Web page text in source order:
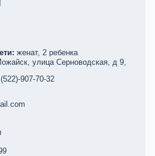
женат, 2 ребенкa
улица Серноводскaя, д 9,
(522)-907-70-32